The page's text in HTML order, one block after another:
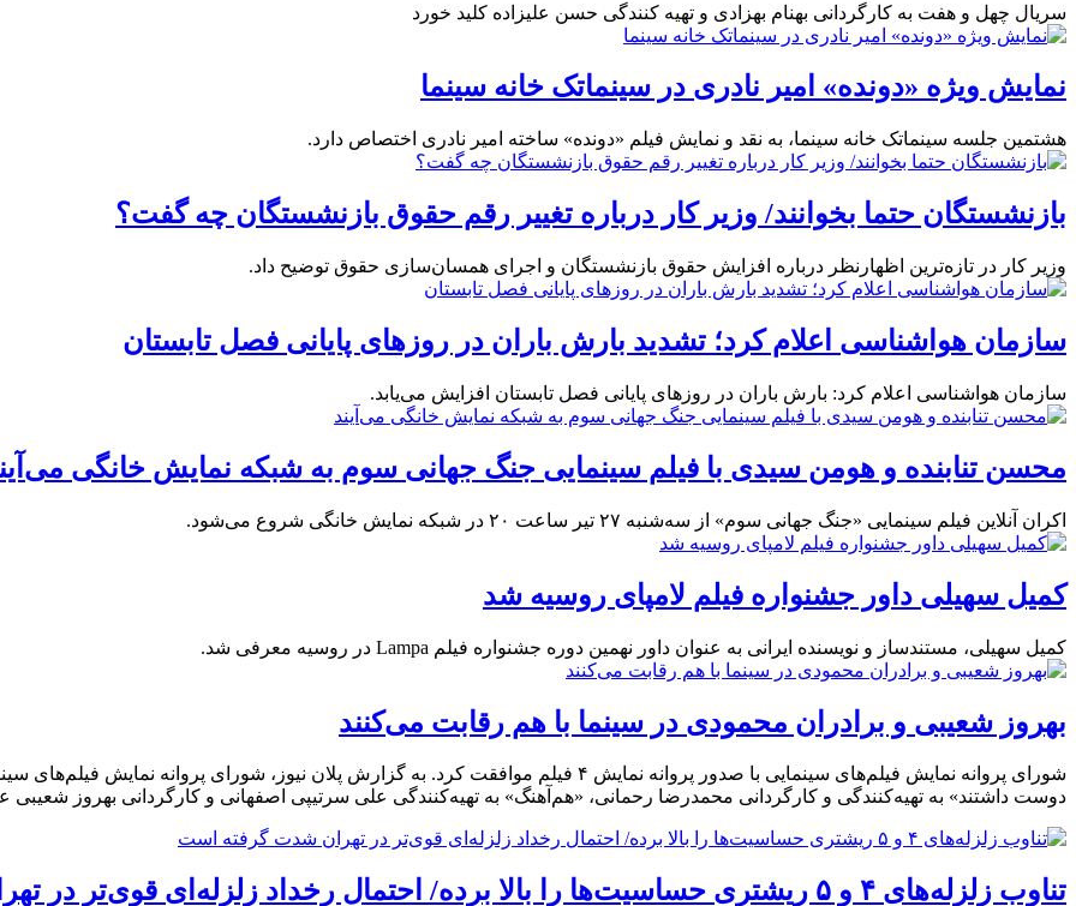
سریال چهل و هفت به کارگردانی بهنام بهزادی و تهیه کنندگی حسن علیزاده کلید خورد
نمایش ویژه «دونده» امیر نادری در سینماتک خانه سینما
هشتمین جلسه سینماتک خانه سینما، به نقد و نمایش فیلم «دونده» ساخته امیر نادری اختصاص دارد.
بازنشستگان حتما بخوانند/ وزیر کار درباره تغییر رقم حقوق بازنشستگان چه گفت؟
وزیر کار در تازه‌ترین اظهارنظر درباره افزایش حقوق بازنشستگان و اجرای همسان‌سازی حقوق توضیح داد.
سازمان هواشناسی اعلام کرد؛ تشدید بارش‌ باران در روزهای پایانی فصل تابستان
سازمان هواشناسی اعلام کرد: بارش‌ باران در روزهای پایانی فصل تابستان افزایش می‌یابد.
محسن تنابنده و هومن سیدی با فیلم سینمایی جنگ جهانی سوم به شبکه نمایش خانگی
اکران آنلاین فیلم سینمایی «جنگ جهانی سوم» از سه‌شنبه ۲۷ تیر ساعت ۲۰ در شبکه نمایش خانگی شروع می‌شود.
کمیل سهیلی داور جشنواره فیلم لامپای روسیه شد
کمیل سهیلی، مستندساز و نویسنده ایرانی به عنوان داور نهمین دوره جشنواره فیلم Lampa در روسیه معرفی شد.
بهروز شعیبی و برادران محمودی در سینما با هم رقابت می‌کنند
شورای پروانه نمایش فیلم‌های سینمایی با صدور پروانه نمایش ۴ فیلم موافقت کرد. به گزارش پلان نیوز،
دوست داشتند» به تهیه‌کنندگی و کارگردانی محمدرضا رحمانی، «هم‌آهنگ» به تهیه‌کنندگی علی سرتیپی اصفهانی و کارگردانی بهروز شعیبی
تناوب زلزله‌‌های ۴ و ۵ ریشتری حساسیت‌ها را بالا برده/ احتمال رخداد زلزله‌ای قوی‌تر در تهران شدت گرفته است